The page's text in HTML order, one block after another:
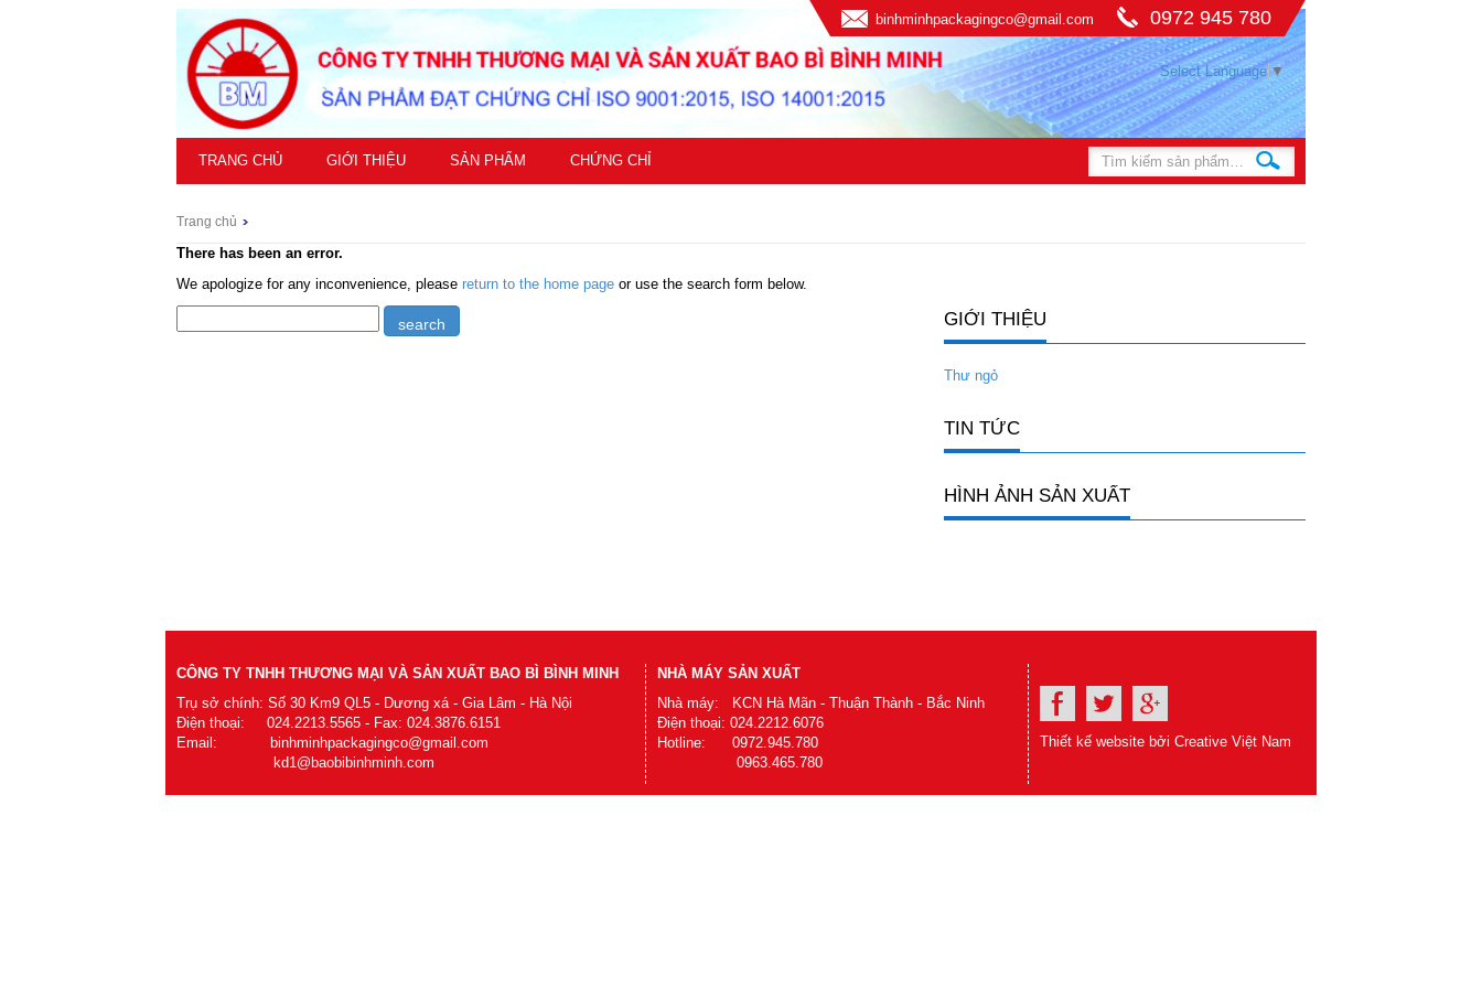
binhminhpackagingco@gmail.com 0972 945 780
Select Language ▼
TRANG CHỦ GIỚI THIỆU SẢN PHẨM CHỨNG CHỈ
Trang chủ
There has been an error.
We apologize for any inconvenience, please return to the home page or use the search form below.
GIỚI THIỆU
Thư ngỏ
TIN TỨC
HÌNH ẢNH SẢN XUẤT
CÔNG TY TNHH THƯƠNG MẠI VÀ SẢN XUẤT BAO BÌ BÌNH MINH
Trụ sở chính: Số 30 Km9 QL5 - Dương xá - Gia Lâm - Hà Nội
Điện thoại: 024.2213.5565 - Fax: 024.3876.6151
Email: binhminhpackagingco@gmail.com
kd1@baobibinhminh.com
NHÀ MÁY SẢN XUẤT
Nhà máy: KCN Hà Mãn - Thuận Thành - Bắc Ninh
Điện thoại: 024.2212.6076
Hotline: 0972.945.780
0963.465.780
Thiết kế website bởi Creative Việt Nam